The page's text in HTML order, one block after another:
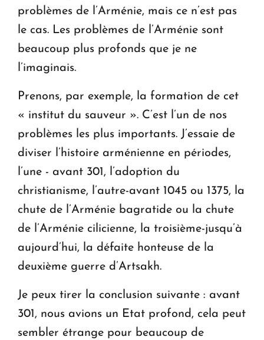
problèmes de l’Arménie, mais ce n’est pas
le cas. Les problèmes de l’Arménie sont
beaucoup plus profonds que je ne
l’imaginais.
Prenons, par exemple, la formation de cet
« institut du sauveur ». C’est l’un de nos
problèmes les plus importants. J’essaie de
diviser l’histoire arménienne en périodes,
l’une - avant 301, l’adoption du
christianisme, l’autre-avant 1045 ou 1375, la
chute de l’Arménie bagratide ou la chute
de l’Arménie cilicienne, la troisième-jusqu’à
aujourd’hui, la défaite honteuse de la
deuxième guerre d’Artsakh.
Je peux tirer la conclusion suivante : avant
301, nous avions un Etat profond, cela peut
sembler étrange pour beaucoup de